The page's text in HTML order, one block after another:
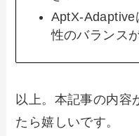
AptX-Adaptive
性のバランス
以上。本記事の内容
たら嬉しいです。